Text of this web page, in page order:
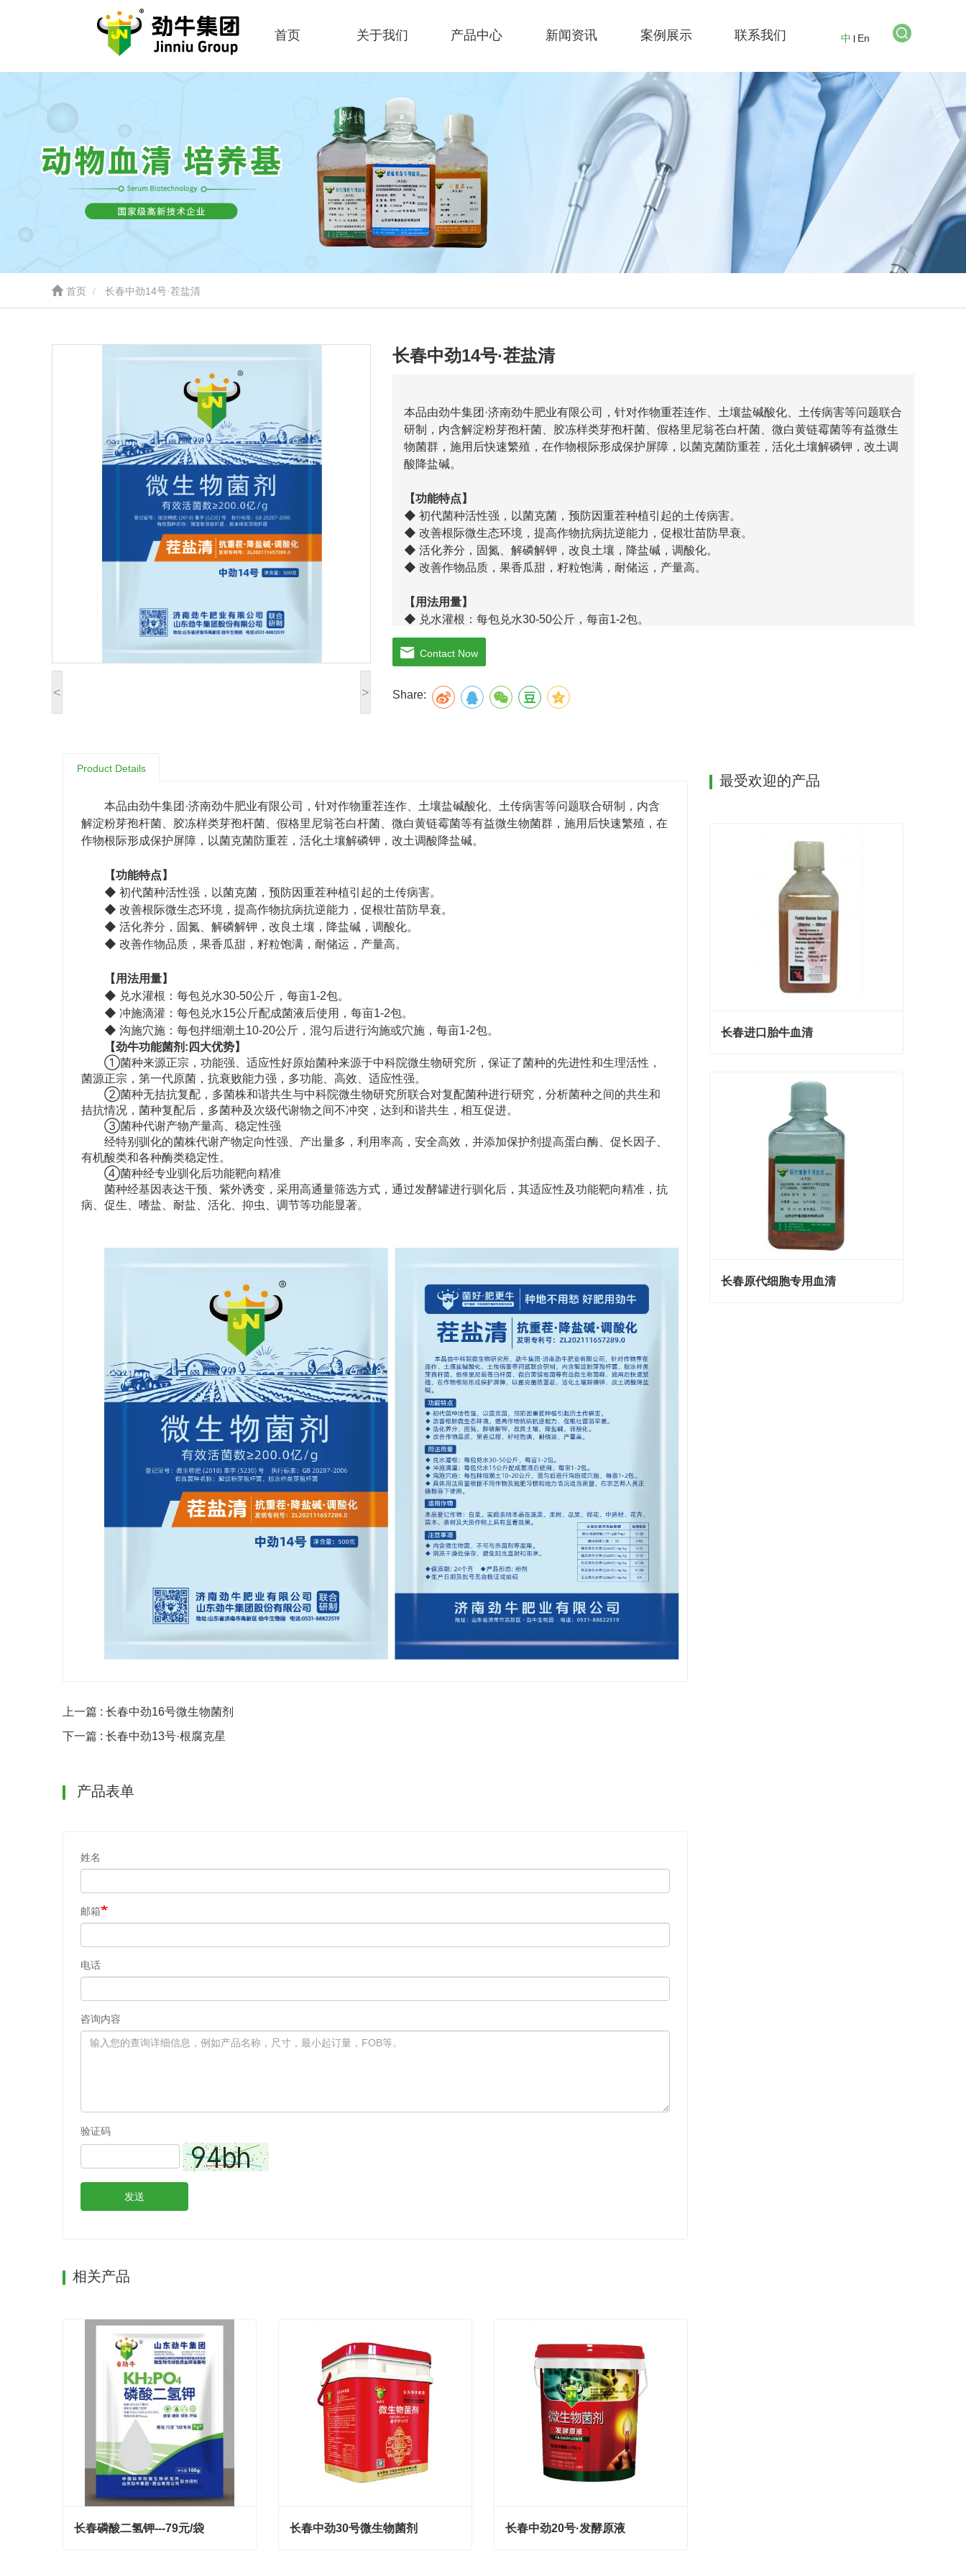
首页 关于我们 产品中心 新闻资讯 案例展示 联系我们 中 En
首页 长春中劲14号·茬盐清
< >
长春中劲14号·茬盐清
本品由劲牛集团·济南劲牛肥业有限公司，针对作物重茬连作、土壤盐碱酸化、土传病害等问题联合
研制，内含解淀粉芽孢杆菌、胶冻样类芽孢杆菌、假格里尼翁苍白杆菌、微白黄链霉菌等有益微生
物菌群，施用后快速繁殖，在作物根际形成保护屏障，以菌克菌防重茬，活化土壤解磷钾，改土调
酸降盐碱。
【功能特点】
◆ 初代菌种活性强，以菌克菌，预防因重茬种植引起的土传病害。
◆ 改善根际微生态环境，提高作物抗病抗逆能力，促根壮苗防早衰。
◆ 活化养分，固氮、解磷解钾，改良土壤，降盐碱，调酸化。
◆ 改善作物品质，果香瓜甜，籽粒饱满，耐储运，产量高。
【用法用量】
◆ 兑水灌根：每包兑水30-50公斤，每亩1-2包。
◆ 冲施滴灌：每包兑水15公斤配成菌液后使用，每亩1-2包。
◆ 沟施穴施：每包拌细潮土10-20公斤，混匀后进行沟施或穴施，每亩1-2包。
Contact Now
Share:
Product Details
本品由劲牛集团·济南劲牛肥业有限公司，针对作物重茬连作、土壤盐碱酸化、土传病害等问题联合研制，内含
解淀粉芽孢杆菌、胶冻样类芽孢杆菌、假格里尼翁苍白杆菌、微白黄链霉菌等有益微生物菌群，施用后快速繁殖，在
作物根际形成保护屏障，以菌克菌防重茬，活化土壤解磷钾，改土调酸降盐碱。
【功能特点】
◆ 初代菌种活性强，以菌克菌，预防因重茬种植引起的土传病害。
◆ 改善根际微生态环境，提高作物抗病抗逆能力，促根壮苗防早衰。
◆ 活化养分，固氮、解磷解钾，改良土壤，降盐碱，调酸化。
◆ 改善作物品质，果香瓜甜，籽粒饱满，耐储运，产量高。
【用法用量】
◆ 兑水灌根：每包兑水30-50公斤，每亩1-2包。
◆ 冲施滴灌：每包兑水15公斤配成菌液后使用，每亩1-2包。
◆ 沟施穴施：每包拌细潮土10-20公斤，混匀后进行沟施或穴施，每亩1-2包。
【劲牛功能菌剂:四大优势】
①菌种来源正宗，功能强、适应性好原始菌种来源于中科院微生物研究所，保证了菌种的先进性和生理活性，
菌源正宗，第一代原菌，抗衰败能力强，多功能、高效、适应性强。
②菌种无拮抗复配，多菌株和谐共生与中科院微生物研究所联合对复配菌种进行研究，分析菌种之间的共生和
拮抗情况，菌种复配后，多菌种及次级代谢物之间不冲突，达到和谐共生，相互促进。
③菌种代谢产物产量高、稳定性强
经特别驯化的菌株代谢产物定向性强、产出量多，利用率高，安全高效，并添加保护剂提高蛋白酶、促长因子、
有机酸类和各种酶类稳定性。
④菌种经专业驯化后功能靶向精准
菌种经基因表达干预、紫外诱变，采用高通量筛选方式，通过发酵罐进行驯化后，其适应性及功能靶向精准，抗
病、促生、嗜盐、耐盐、活化、抑虫、调节等功能显著。
上一篇 : 长春中劲16号微生物菌剂
下一篇 : 长春中劲13号·根腐克星
产品表单
姓名
邮箱
电话
咨询内容
验证码
发送
相关产品
长春磷酸二氢钾---79元/袋 长春中劲30号微生物菌剂 长春中劲20号·发酵原液
最受欢迎的产品
长春进口胎牛血清
长春原代细胞专用血清